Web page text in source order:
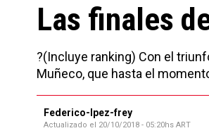
Las finales
?(Incluye ranking) Con el
Muñeco, que hasta el
Federico-lpez-frey
Actualizado el 20/10/2018 - 05:20hs ART